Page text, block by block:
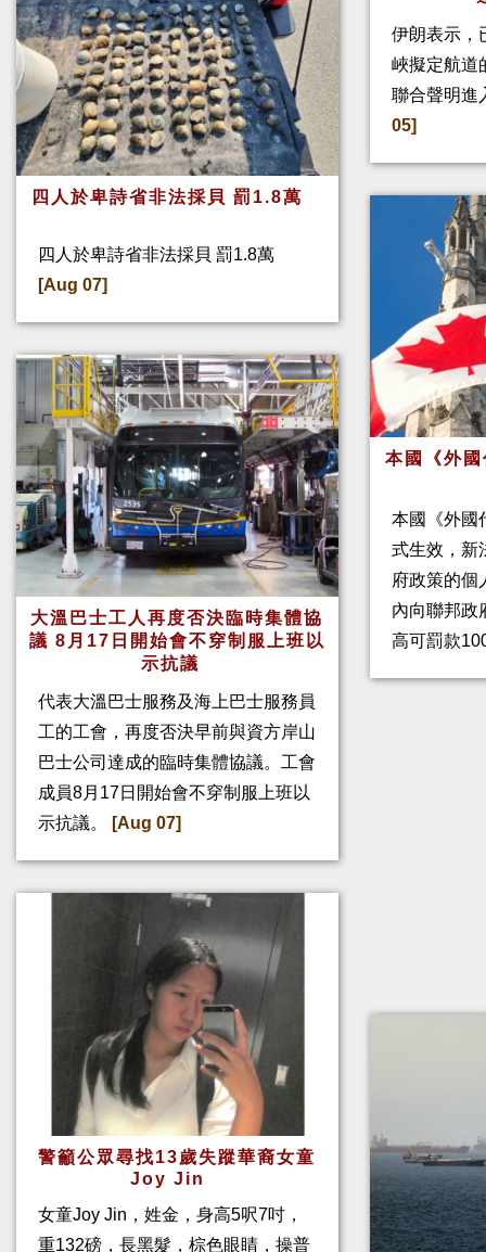
四人於卑詩省非法採貝 罰1.8萬
四人於卑詩省非法採貝 罰1.8萬
[Aug 07]
大溫巴士工人再度否決臨時集體協
議 8月17日開始會不穿制服上班以
示抗議
代表大溫巴士服務及海上巴士服務員
工的工會，再度否決早前與資方岸山
巴士公司達成的臨時集體協議。工會
成員8月17日開始會不穿制服上班以
示抗議。
[Aug 07]
警籲公眾尋找13歲失蹤華裔女童
Joy Jin
女童Joy Jin，姓金，身高5呎7吋，
重132磅，長黑髮，棕色眼睛，操普
伊朗表示，
峽擬定航道
聯合聲明進
05]
本國《外
本國《外國
式生效，新
府政策的個
內向聯邦政
高可罰款